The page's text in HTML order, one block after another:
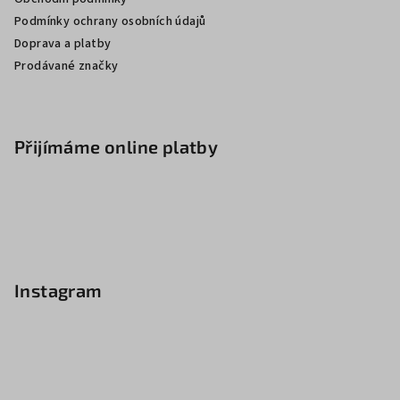
Podmínky ochrany osobních údajů
Doprava a platby
Prodávané značky
Přijímáme online platby
Instagram